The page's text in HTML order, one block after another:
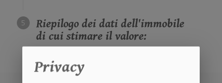
Riepilogo dei dati dell'immobile
di cui stimare il valore:
Privacy